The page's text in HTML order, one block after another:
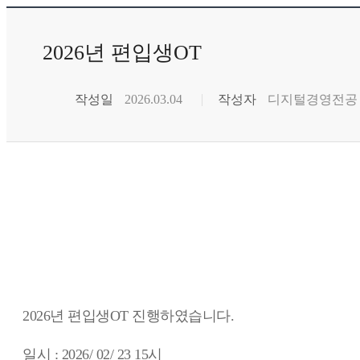
2026년 편입생OT
작성일 2026.03.04 작성자 디지털경영전공
2026년 편입생OT 진행하였습니다.
일시 : 2026/ 02/ 23 15시